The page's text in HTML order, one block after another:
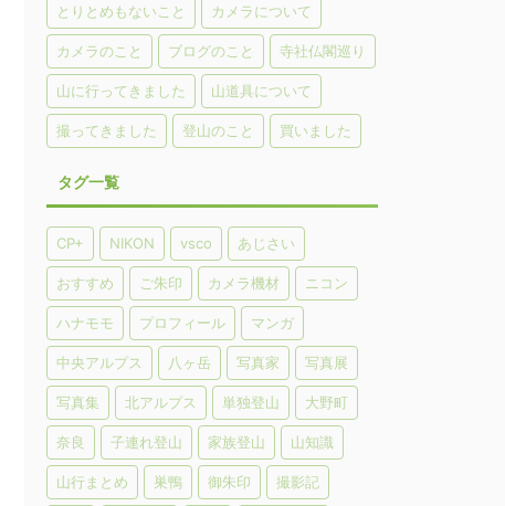
とりとめもないこと カメラについて
カメラのこと ブログのこと 寺社仏閣巡り
山に行ってきました 山道具について
撮ってきました 登山のこと 買いました
タグ一覧
CP+ NIKON vsco あじさい
おすすめ ご朱印 カメラ機材 ニコン
ハナモモ プロフィール マンガ
中央アルプス 八ヶ岳 写真家 写真展
写真集 北アルプス 単独登山 大野町
奈良 子連れ登山 家族登山 山知識
山行まとめ 巣鴨 御朱印 撮影記